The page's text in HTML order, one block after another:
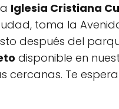
Iglesia Cristiana
toma la
después del
disponible en
cercanas. Te